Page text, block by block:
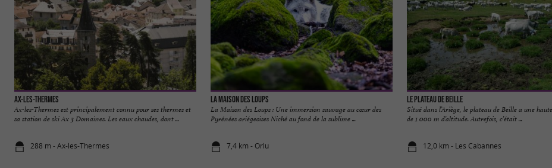
Ax-les-Thermes
Ax-les-Thermes est principalement connu pour ses thermes et
sa station de ski Ax 3 Domaines. Les eaux chaudes, dont ...
288 m - Ax-les-Thermes
La Maison des Loups
La Maison des Loups : Une immersion sauvage au cœur des
Pyrénées ariégeoises Niché au fond de la sublime ...
7,4 km - Orlu
Le plateau de Beille
Situé dans l’Ariège, le plateau de Beille a une
de 1 000 m d’altitude. Autrefois, c’était ...
12,0 km - Les Cabannes